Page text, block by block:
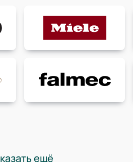
ещё